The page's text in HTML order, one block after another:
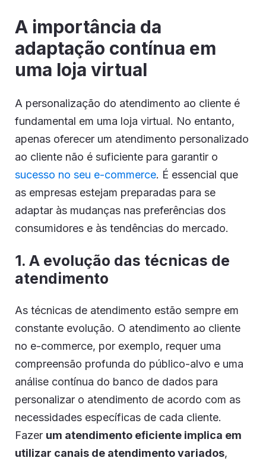
A importância da
adaptação contínua em
uma loja virtual
A personalização do atendimento ao cliente é
fundamental em uma loja virtual. No entanto,
apenas oferecer um atendimento personalizado
ao cliente não é suficiente para garantir o
sucesso no seu e-commerce. É essencial que
as empresas estejam preparadas para se
adaptar às mudanças nas preferências dos
consumidores e às tendências do mercado.
1. A evolução das técnicas de
atendimento
As técnicas de atendimento estão sempre em
constante evolução. O atendimento ao cliente
no e-commerce, por exemplo, requer uma
compreensão profunda do público-alvo e uma
análise contínua do banco de dados para
personalizar o atendimento de acordo com as
necessidades específicas de cada cliente.
Fazer um atendimento eficiente implica em
utilizar canais de atendimento variados,